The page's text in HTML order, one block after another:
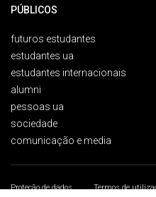
PÚBLICOS
futuros estudantes
estudantes ua
estudantes internacionais
alumni
pessoas ua
sociedade
comunicação e media
Proteção de dados Termos de